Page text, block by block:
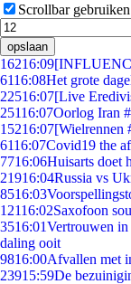
Scrollbar gebruiken
opslaan
16216:09
6116:08Het grote
22516:07[Live
25116:07Oorlog Iran
15216:07[Wielrennen
6116:07Covid19 the
7716:06Huisarts doet
21916:04Russia vs
8516:03
12116:02Saxofoon
3516:01Vertrouwen in
daling ooit
9816:00Afvallen met
23915:59De